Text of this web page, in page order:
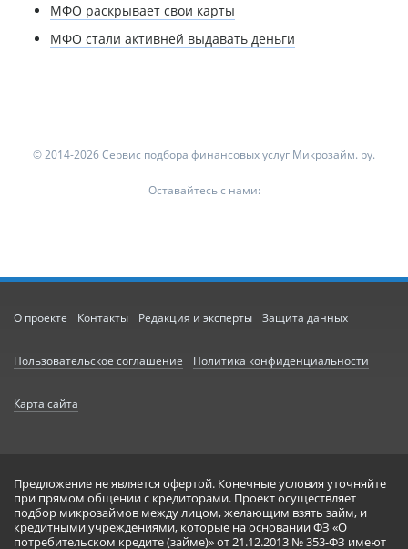
МФО раскрывает свои карты
МФО стали активней выдавать деньги
© 2014-2026 Сервис подбора финансовых услуг Микрозайм. ру.
Оставайтесь с нами:
О проекте Контакты Редакция и эксперты Защита данных
Пользовательское соглашение Политика конфиденциальности
Карта сайта
Предложение не является офертой. Конечные условия уточняйте
при прямом общении с кредиторами. Проект осуществляет
подбор микрозаймов между лицом, желающим взять займ, и
кредитными учреждениями, которые на основании ФЗ «О
потребительском кредите (займе)» от 21.12.2013 № 353-ФЗ имеют